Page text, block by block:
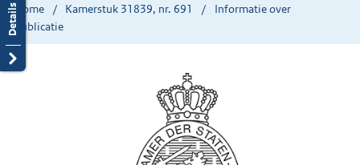
Home Kamerstuk 31839, nr. 691
Informatie over
publicatie